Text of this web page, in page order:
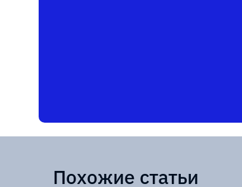
Похожие статьи